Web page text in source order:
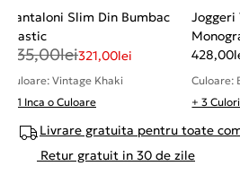
Pantaloni Slim Din Bumbac
Elastic
535,00lei321,00lei
Culoare: Vintage Khaki
+ 1 Inca o Culoare
Joggeri
428,00
Culoare:
+ 3
Livrare gratuita pentru toate
Retur gratuit in 30 de zile